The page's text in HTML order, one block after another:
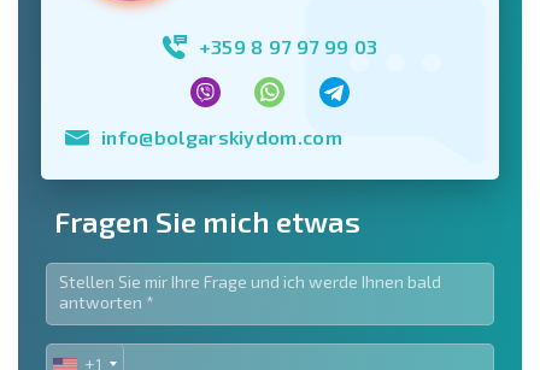
+359 8 97 97 99 03
info@bolgarskiydom.com
Fragen Sie mich etwas
+1